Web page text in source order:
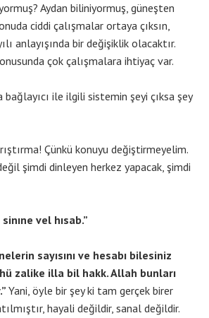
Aydan biliniyormuş, güneşten
ciddi çalışmalar ortaya çıksın,
anlayışında bir değişiklik olacaktır.
çok çalışmalara ihtiyaç var.
bağlayıcı ile ilgili sistemin şeyi çıksa şey
Çünkü konuyu değiştirmeyelim.
şimdi dinleyen herkez yapacak, şimdi
vel hısab.”
sayısını ve hesabı bilesiniz
zalike illa bil hakk. Allah bunları
Yani, öyle bir şey ki tam gerçek birer
hayali değildir, sanal değildir.